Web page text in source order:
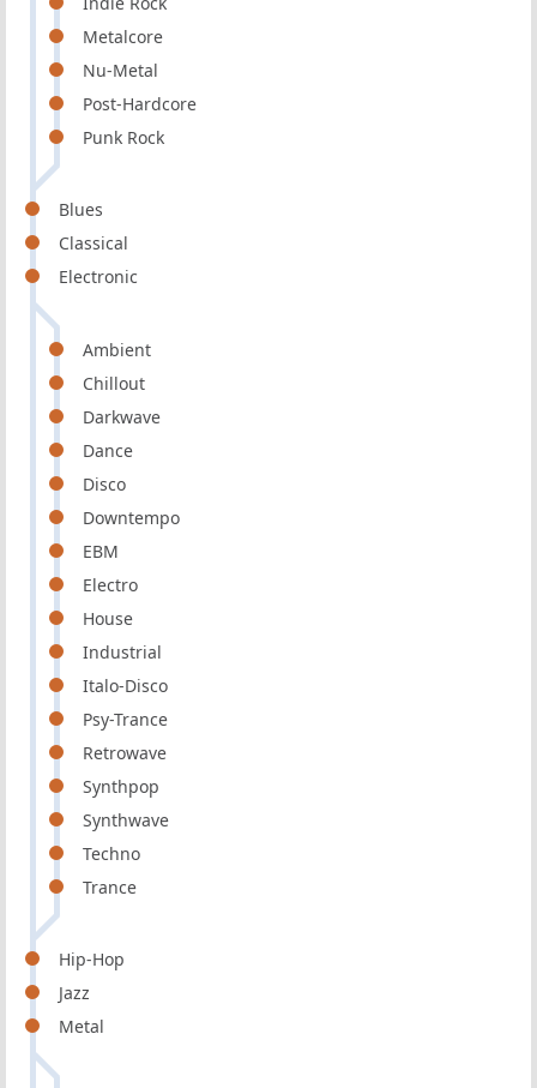
Metalcore
Nu-Metal
Post-Hardcore
Punk Rock
Blues
Classical
Electronic
Ambient
Chillout
Darkwave
Dance
Disco
Downtempo
EBM
Electro
House
Industrial
Italo-Disco
Psy-Trance
Retrowave
Synthpop
Synthwave
Techno
Trance
Hip-Hop
Jazz
Metal